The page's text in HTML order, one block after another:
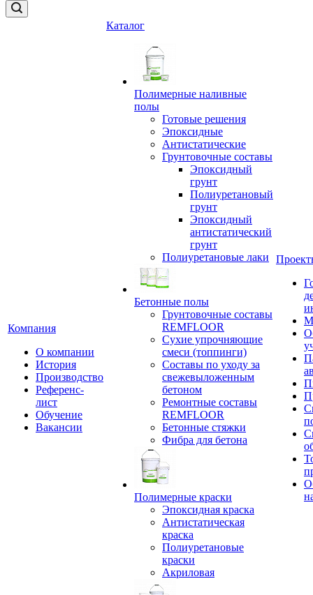
Компания
О компании
История
Производство
Референс-
лист
Обучение
Вакансии
Каталог
Полимерные наливные
полы
Готовые решения
Эпоксидные
Антистатические
Грунтовочные составы
Эпоксидный
грунт
Полиуретановый
грунт
Эпоксидный
антистатический
грунт
Полиуретановые лаки
Бетонные полы
Грунтовочные составы
REMFLOOR
Сухие упрочняющие
смеси (топпинги)
Составы по уходу за
свежевыложенным
бетоном
Ремонтные составы
REMFLOOR
Бетонные стяжки
Фибра для бетона
Полимерные краски
Эпоксидная краска
Антистатическая
краска
Полиуретановые
краски
Акриловая